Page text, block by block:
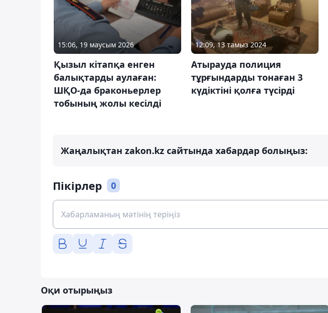
15:06, 19 маусым 2026
Қызыл кітапқа енген
балықтарды аулаған:
ШҚО-да браконьерлер
тобының жолы кесілді
12:09, 13 тамыз 2024
Атырауда полиция
тұрғындарды тонаған 3
күдіктіні қолға түсірді
Жаңалықтан zakon.kz сайтында хабардар болыңыз:
Пікірлер 0
Оқи отырыңыз